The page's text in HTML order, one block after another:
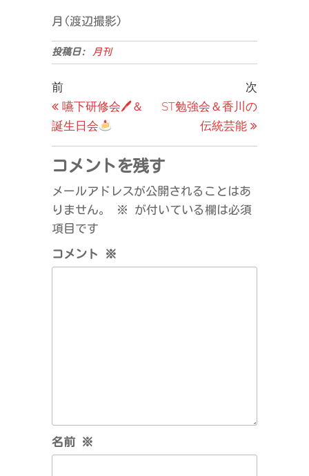
月(渡辺撮影)
投稿日: 月刊
投
稿
ナ
ビ
ゲ
ー
シ
ョ
ン
過
去
の
投
稿
前
嚥下研修会🖊＆
誕生日会
の
投
稿
次
ST勉強会＆香川の
伝統芸能
コメントを残す
メールアドレスが公開されることはあ
りません。
※
が付いている欄は必須
項目です
コメント ※
名前 ※